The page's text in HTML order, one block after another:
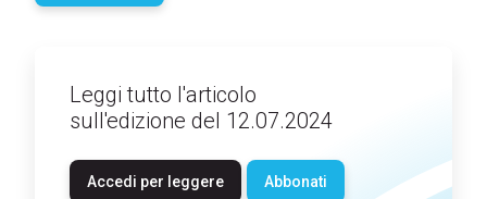
Leggi tutto l'articolo
sull'edizione del 12.07.2024
Accedi per leggere Abbonati